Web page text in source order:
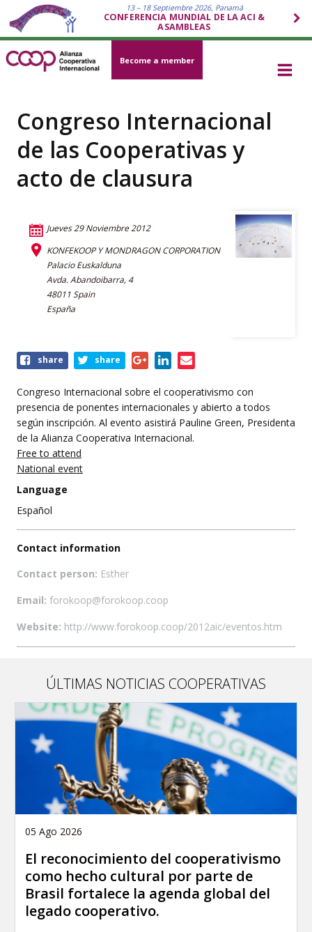
13 – 18 Septiembre 2026, Panamá
CONFERENCIA MUNDIAL DE LA ACI &
ASAMBLEAS
Become a member
Congreso Internacional
de las Cooperativas y
acto de clausura
Jueves 29 Noviembre 2012
KONFEKOOP Y MONDRAGON CORPORATION
Palacio Euskalduna
Avda. Abandoibarra, 4
48011 Spain
España
Share
event
share share
Congreso Internacional sobre el cooperativismo con
presencia de ponentes internacionales y abierto a todos
según inscripción. Al evento asistirá Pauline Green, Presidenta
de la Alianza Cooperativa Internacional.
Free to attend
National event
Language
Español
Contact information
Contact person: Esther
Email: forokoop@forokoop.coop
Website: http://www.forokoop.coop/2012aic/eventos.htm
ÚLTIMAS NOTICIAS COOPERATIVAS
05 Ago 2026
El reconocimiento del cooperativismo
como hecho cultural por parte de
Brasil fortalece la agenda global del
legado cooperativo.